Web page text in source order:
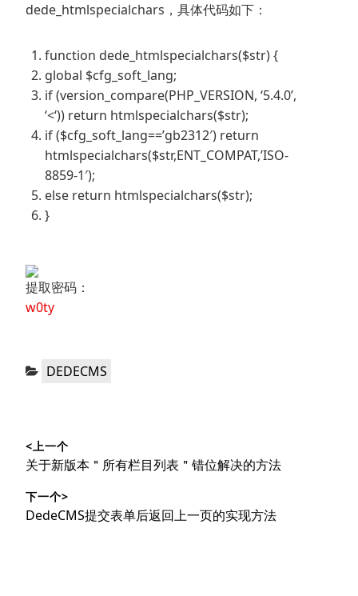
dede_htmlspecialchars，具体代码如下：
function dede_htmlspecialchars($str) {
global $cfg_soft_lang;
if (version_compare(PHP_VERSION, ‘5.4.0’,
‘<‘)) return htmlspecialchars($str);
if ($cfg_soft_lang==’gb2312′) return
htmlspecialchars($str,ENT_COMPAT,’ISO-
8859-1′);
else return htmlspecialchars($str);
}
提取密码：
w0ty
分
DEDECMS
章
导
航
<上一个
上
文
章：
关于新版本＂所有栏目列表＂错位解决的方法
下一个>
下
DedeCMS提交表单后返回上一页的实现方法